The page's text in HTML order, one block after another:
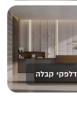
דלפקי קבלה